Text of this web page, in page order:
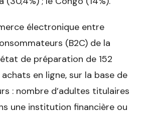
électronique entre
(B2C) de la
de préparation de 152
en ligne, sur la base de
: nombre d’adultes titulaires
une institution financière ou